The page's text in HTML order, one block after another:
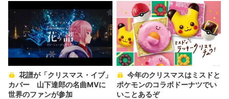
カバー 山下達郎の名曲MVに
世界のファンが参加
ポケモンのコラボドーナツでい
いことあるぞ